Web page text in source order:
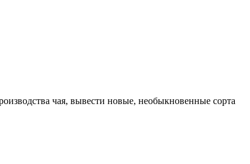
чая, вывести новые, необыкновенные сорта